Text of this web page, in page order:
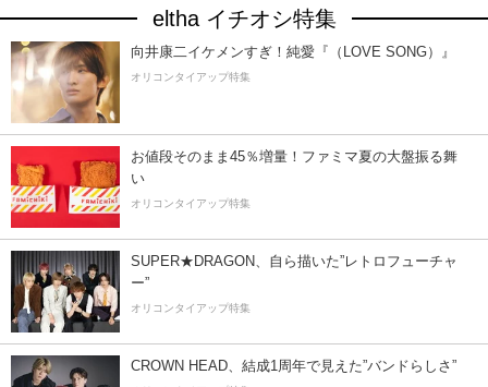
eltha イチオシ特集
向井康二イケメンすぎ！純愛『（LOVE SONG）』
オリコンタイアップ特集
お値段そのまま45％増量！ファミマ夏の大盤振る舞
い
オリコンタイアップ特集
SUPER★DRAGON、自ら描いた”レトロフューチャ
ー”
オリコンタイアップ特集
CROWN HEAD、結成1周年で見えた”バンドらしさ”